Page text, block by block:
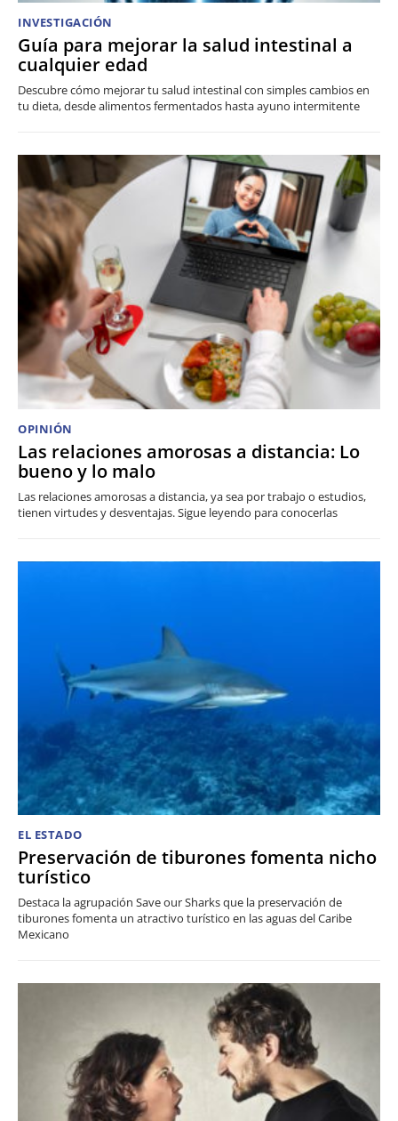
INVESTIGACIÓN
Guía para mejorar la salud intestinal a
cualquier edad
Descubre cómo mejorar tu salud intestinal con simples cambios en
tu dieta, desde alimentos fermentados hasta ayuno intermitente
OPINIÓN
Las relaciones amorosas a distancia: Lo
bueno y lo malo
Las relaciones amorosas a distancia, ya sea por trabajo o estudios,
tienen virtudes y desventajas. Sigue leyendo para conocerlas
EL ESTADO
Preservación de tiburones fomenta nicho
turístico
Destaca la agrupación Save our Sharks que la preservación de
tiburones fomenta un atractivo turístico en las aguas del Caribe
Mexicano